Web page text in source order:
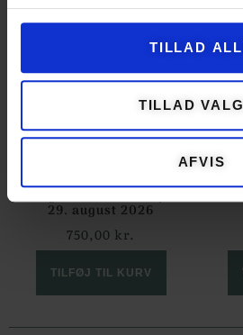
TILLAD
TILLAD
AFVIS
Gå og farv – workshop d.
29. august 2026
750,00 kr.
TILFØJ TIL KURV